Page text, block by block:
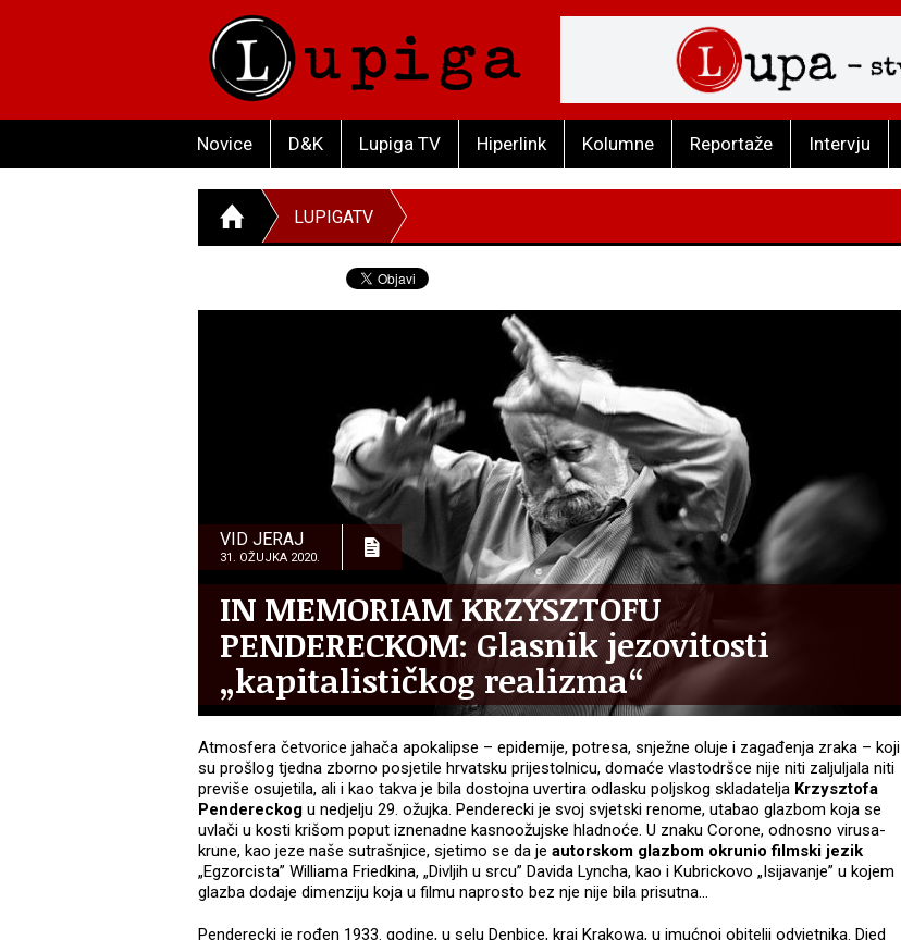
Novice D&K Lupiga TV Hiperlink Kolumne Reportaže Intervju
LUPIGATV
VID JERAJ
31. OŽUJKA 2020.
IN MEMORIAM KRZYSZTOFU
PENDERECKOM: Glasnik jezovitosti
„kapitalističkog realizma“
Atmosfera četvorice jahača apokalipse – epidemije, potresa, snježne oluje i zagađenja zraka – koji
su prošlog tjedna zborno posjetile hrvatsku prijestolnicu, domaće vlastodršce nije niti zaljuljala niti
previše osujetila, ali i kao takva je bila dostojna uvertira odlasku poljskog skladatelja Krzysztofa
Pendereckog u nedjelju 29. ožujka. Penderecki je svoj svjetski renome, utabao glazbom koja se
uvlači u kosti krišom poput iznenadne kasnoožujske hladnoće. U znaku Corone, odnosno virusa-
krune, kao jeze naše sutrašnjice, sjetimo se da je autorskom glazbom okrunio filmski jezik
„Egzorcista” Williama Friedkina, „Divljih u srcu” Davida Lyncha, kao i Kubrickovo „Isijavanje” u kojem
glazba dodaje dimenziju koja u filmu naprosto bez nje nije bila prisutna...
Penderecki je rođen 1933. godine, u selu Denbice, kraj Krakowa, u imućnoj obitelji odvjetnika. Djed